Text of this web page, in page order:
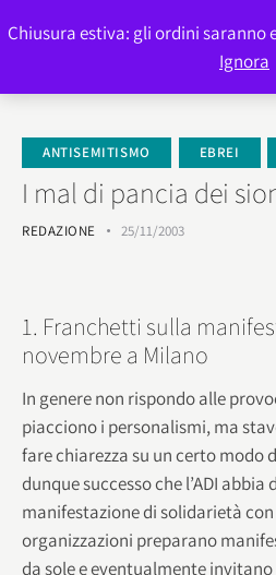
ANTISEMITISMO EBREI
I mal di pancia dei
REDAZIONE 25/11/2003
1. Franchetti sulla
novembre a Milano
In genere non rispondo alle
piacciono i personalismi, ma
fare chiarezza su un certo modo
dunque successo che l’ADI abbia
manifestazione di solidarietà
organizzazioni preparano
da sole e eventualmente
Chiusura estiva: gli ordini saranno
Ignora